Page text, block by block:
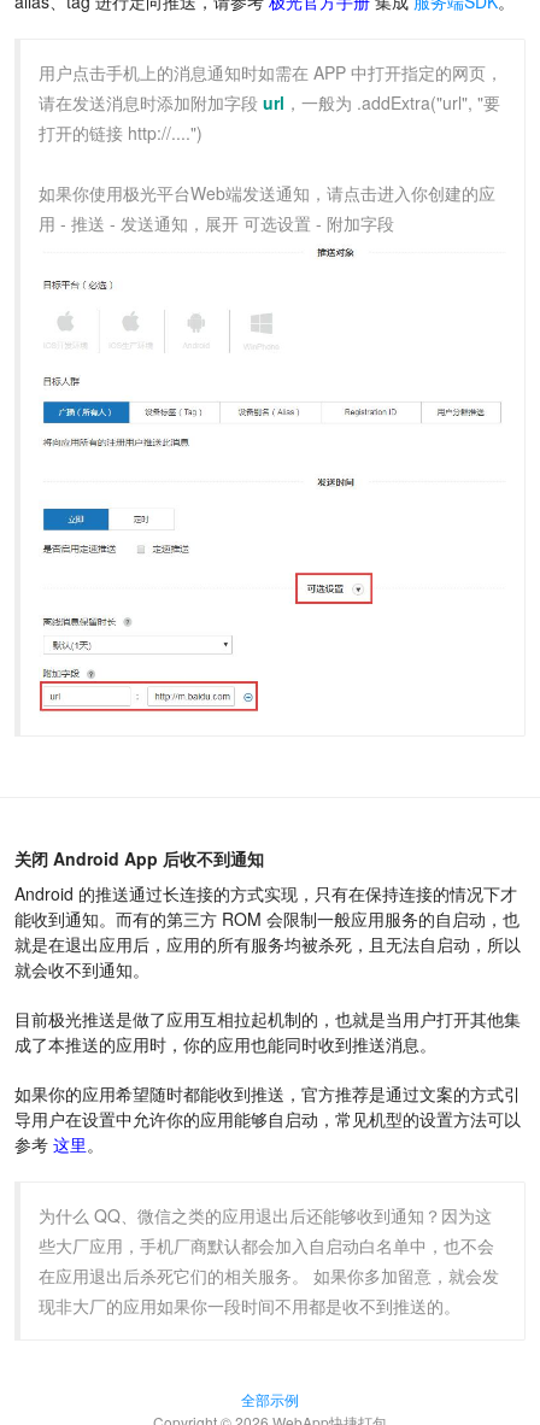
用户点击手机上的消息通知时如需在 APP 中打开指定的网页，
请在发送消息时添加附加字段 url ，一般为 .addExtra("url", "要
打开的链接 http://....")
如果你使用极光平台Web端发送通知，请点击进入你创建的应
用 - 推送 - 发送通知，展开 可选设置 - 附加字段
关闭 Android App 后收不到通知
Android 的推送通过长连接的方式实现，只有在保持连接的情况下才
能收到通知。而有的第三方 ROM 会限制一般应用服务的自启动，也
就是在退出应用后，应用的所有服务均被杀死，且无法自启动，所以
就会收不到通知。
目前极光推送是做了应用互相拉起机制的，也就是当用户打开其他集
成了本推送的应用时，你的应用也能同时收到推送消息。
如果你的应用希望随时都能收到推送，官方推荐是通过文案的方式引
导用户在设置中允许你的应用能够自启动，常见机型的设置方法可以
参考 这里 。
为什么 QQ、微信之类的应用退出后还能够收到通知？因为这
些大厂应用，手机厂商默认都会加入自启动白名单中，也不会
在应用退出后杀死它们的相关服务。 如果你多加留意，就会发
现非大厂的应用如果你一段时间不用都是收不到推送的。
全部示例